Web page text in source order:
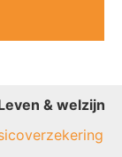
& welzijn